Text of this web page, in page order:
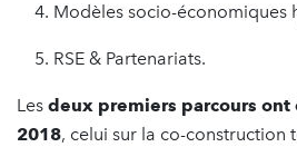
4. Modèles socio-économiques
5. RSE & Partenariats.
Les deux premiers parcours ont
2018, celui sur la co-construction